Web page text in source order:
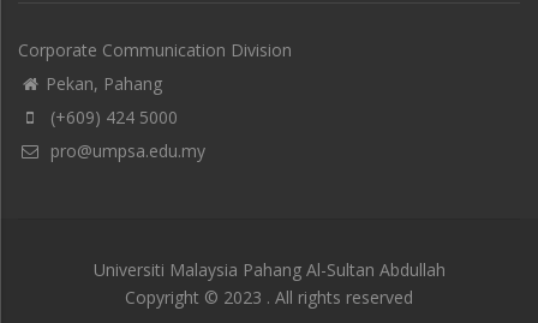
Corporate Communication Division
Pekan, Pahang
(+609) 424 5000
pro@umpsa.edu.my
Universiti Malaysia Pahang Al-Sultan Abdullah
Copyright © 2023 . All rights reserved